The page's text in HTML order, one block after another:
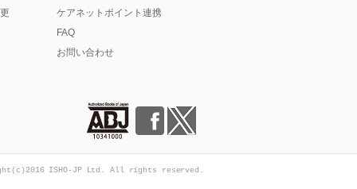
ケアネットポイント連携
FAQ
お問い合わせ
ISHO-JP Ltd. All rights reserved.